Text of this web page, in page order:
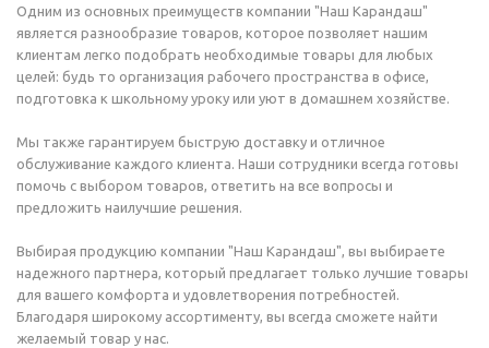
Одним из основных преимуществ компании "Наш Карандаш"
является разнообразие товаров, которое позволяет нашим
клиентам легко подобрать необходимые товары для любых
целей: будь то организация рабочего пространства в офисе,
подготовка к школьному уроку или уют в домашнем хозяйстве.
Мы также гарантируем быструю доставку и отличное
обслуживание каждого клиента. Наши сотрудники всегда готовы
помочь с выбором товаров, ответить на все вопросы и
предложить наилучшие решения.
Выбирая продукцию компании "Наш Карандаш", вы выбираете
надежного партнера, который предлагает только лучшие товары
для вашего комфорта и удовлетворения потребностей.
Благодаря широкому ассортименту, вы всегда сможете найти
желаемый товар у нас.